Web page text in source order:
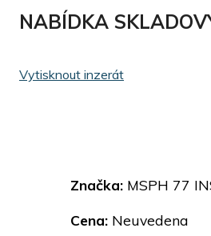
NABÍDKA
Vytisknout inzerát
Značka: MSPH 77
Cena: Neuvedena